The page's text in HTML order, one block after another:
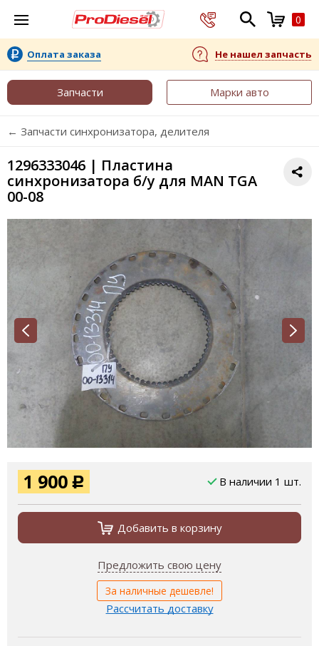
0
Оплата заказа Не нашел запчасть
Запчасти Марки авто
← Запчасти синхронизатора, делителя
1296333046 | Пластина
синхронизатора б/у для MAN TGA
00-08
1 900 Р В наличии 1 шт.
Добавить в корзину
Предложить свою цену
За наличные дешевле!
Рассчитать доставку